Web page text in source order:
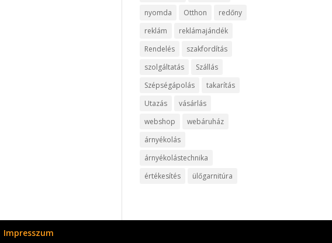
nyomda
Otthon
redőny
reklám
reklámajándék
Rendelés
szakfordítás
szolgáltatás
Szállás
Szépségápolás
takarítás
Utazás
vásárlás
webshop
webáruház
árnyékolás
árnyékolástechnika
értékesítés
ülőgarnitúra
Impresszum